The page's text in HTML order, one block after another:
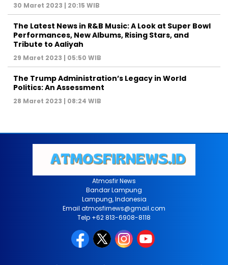
30 Maret 2023 | 20:15 WIB
The Latest News in R&B Music: A Look at Super Bowl
Performances, New Albums, Rising Stars, and
Tribute to Aaliyah
29 Maret 2023 | 05:50 WIB
The Trump Administration’s Legacy in World
Politics: An Assessment
28 Maret 2023 | 08:24 WIB
Atmosfir News
Bandar Lampung
Lampung, Indonesia
Email atmosfirnews@gmail.com
Telp +62 813-6908-8118